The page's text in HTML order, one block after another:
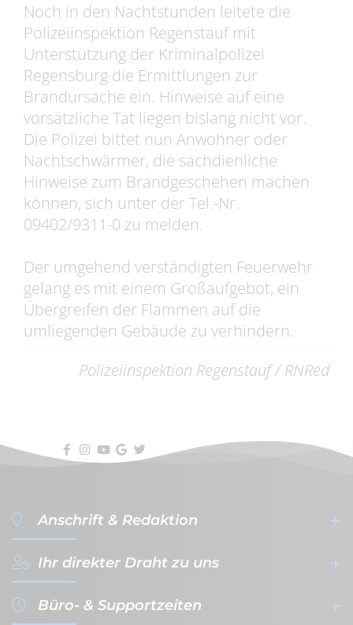
Noch in den Nachtstunden leitete die
Polizeiinspektion Regenstauf mit
Unterstützung der Kriminalpolizei
Regensburg die Ermittlungen zur
Brandursache ein. Hinweise auf eine
vorsätzliche Tat liegen bislang nicht vor.
Die Polizei bittet nun Anwohner oder
Nachtschwärmer, die sachdienliche
Hinweise zum Brandgeschehen machen
können, sich unter der Tel.-Nr.
09402/9311-0 zu melden.
Der umgehend verständigten Feuerwehr
gelang es mit einem Großaufgebot, ein
Übergreifen der Flammen auf die
umliegenden Gebäude zu verhindern.
Polizeiinspektion Regenstauf / RNRed
Anschrift & Redaktion
filterVERLAG GmbH & Co. KG
- Werbeagentur & Verlag -
Gutenbergplatz 1a-1b
Ihr direkter Draht zu uns
Büro- & Supportzeiten